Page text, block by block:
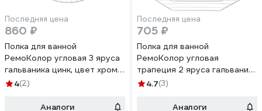
Последняя цена
860 ₽
Полка для ванной
РемоКолор угловая 3 яруса
гальваника цинк, цвет хром
67-0-652
4(2)
Аналоги
Последняя цена
705 ₽
Полка для ванной
РемоКолор угловая
трапеция 2 яруса гальваника
цинк,цвет хром 67-0-654
4.7(3)
Аналоги